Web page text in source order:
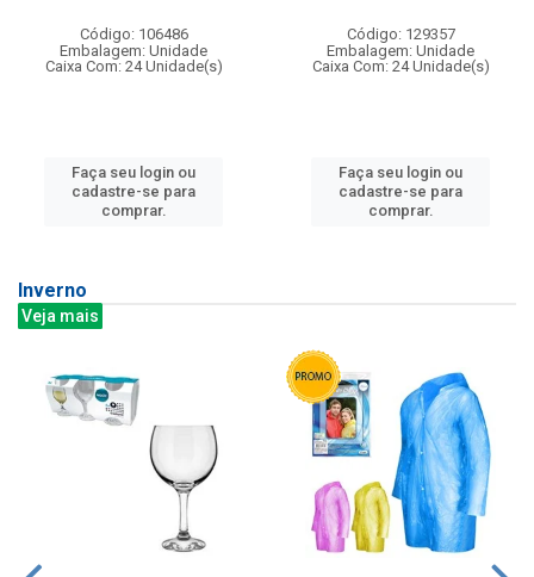
Código: 106486
Embalagem: Unidade
Caixa Com: 24 Unidade(s)
Faça seu login ou
cadastre-se para
comprar.
Código: 129357
Embalagem: Unidade
Caixa Com: 24 Unidade(s)
Faça seu login ou
cadastre-se para
comprar.
Inverno
Veja mais